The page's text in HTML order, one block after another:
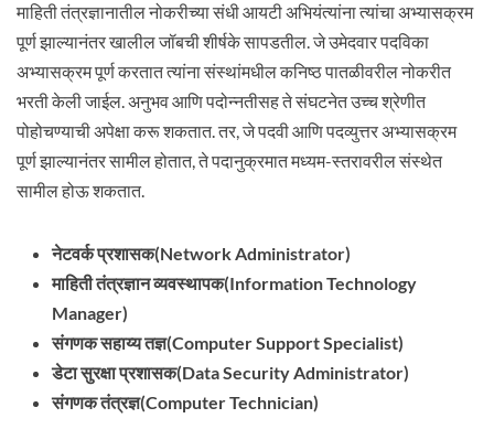
माहिती तंत्रज्ञानातील नोकरीच्या संधी आयटी अभियंत्यांना त्यांचा अभ्यासक्रम
पूर्ण झाल्यानंतर खालील जॉबची शीर्षके सापडतील. जे उमेदवार पदविका
अभ्यासक्रम पूर्ण करतात त्यांना संस्थांमधील कनिष्ठ पातळीवरील नोकरीत
भरती केली जाईल. अनुभव आणि पदोन्नतीसह ते संघटनेत उच्च श्रेणीत
पोहोचण्याची अपेक्षा करू शकतात. तर, जे पदवी आणि पदव्युत्तर अभ्यासक्रम
पूर्ण झाल्यानंतर सामील होतात, ते पदानुक्रमात मध्यम-स्तरावरील संस्थेत
सामील होऊ शकतात.
नेटवर्क प्रशासक(Network Administrator)
माहिती तंत्रज्ञान व्यवस्थापक(Information Technology
Manager)
संगणक सहाय्य तज्ञ(Computer Support Specialist)
डेटा सुरक्षा प्रशासक(Data Security Administrator)
संगणक तंत्रज्ञ(Computer Technician)